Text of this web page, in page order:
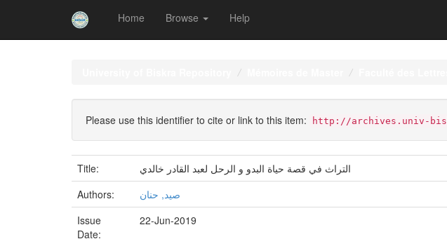
Home Browse Help
Please use this identifier to cite or link to this item: http://archives.univ-
Title:
التراث في قصة حياة البدو و الرحل لعبد القادر خالدي
Authors:
صيد, حنان
Issue
Date:
22-Jun-2019